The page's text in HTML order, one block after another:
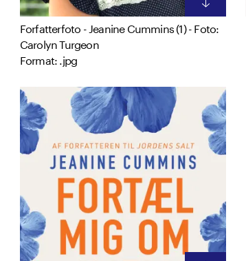
Forfatterfoto - Jeanine Cummins (1) - Foto:
Carolyn Turgeon
Format: .jpg